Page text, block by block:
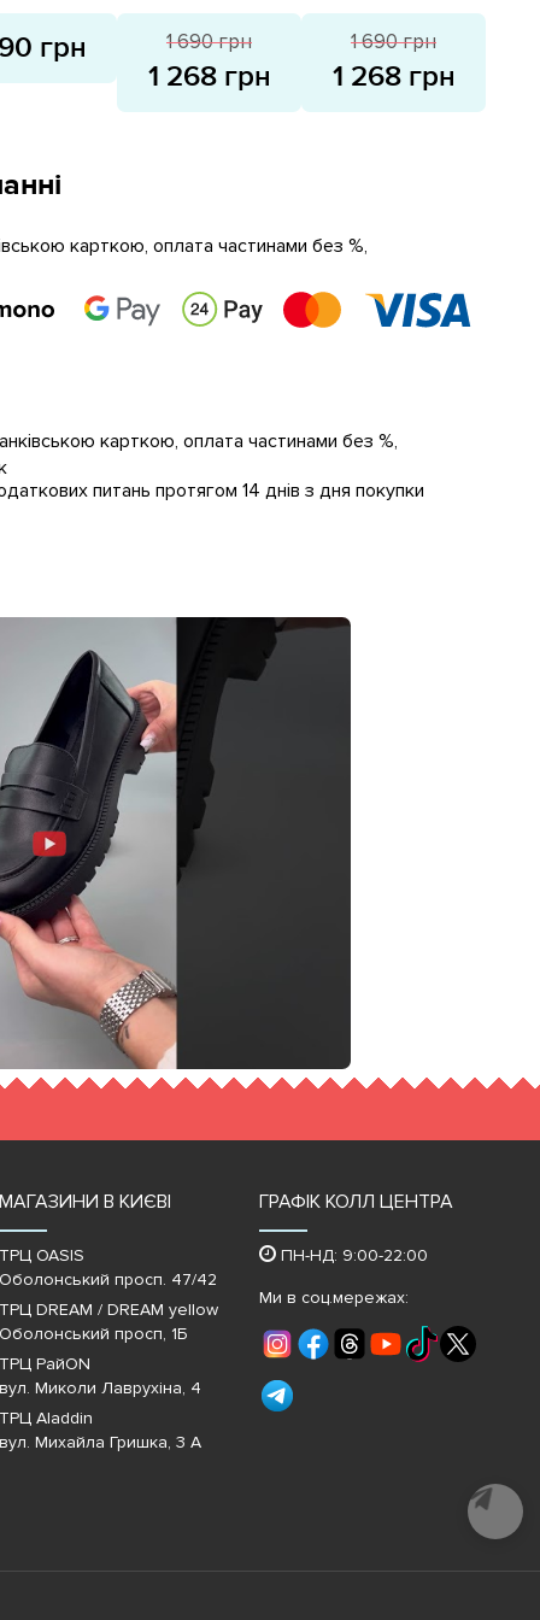
грн 1 690 грн
1 268 грн
1 690 грн
1 268 грн
карткою, оплата частинами без %,
карткою, оплата частинами без %,
питань протягом 14 днів з дня покупки
МАГАЗИНИ В КИЄВІ
ТРЦ OASIS
Оболонський просп. 47/42
ТРЦ DREAM / DREAM yellow
Оболонський просп, 1Б
ТРЦ РайON
вул. Миколи Лаврухіна, 4
ТРЦ Aladdin
вул. Михайла Гришка, 3 А
ГРАФІК КОЛЛ ЦЕНТРА
ПН-НД: 9:00-22:00
Ми в соц.мережах:
Почати
діалог